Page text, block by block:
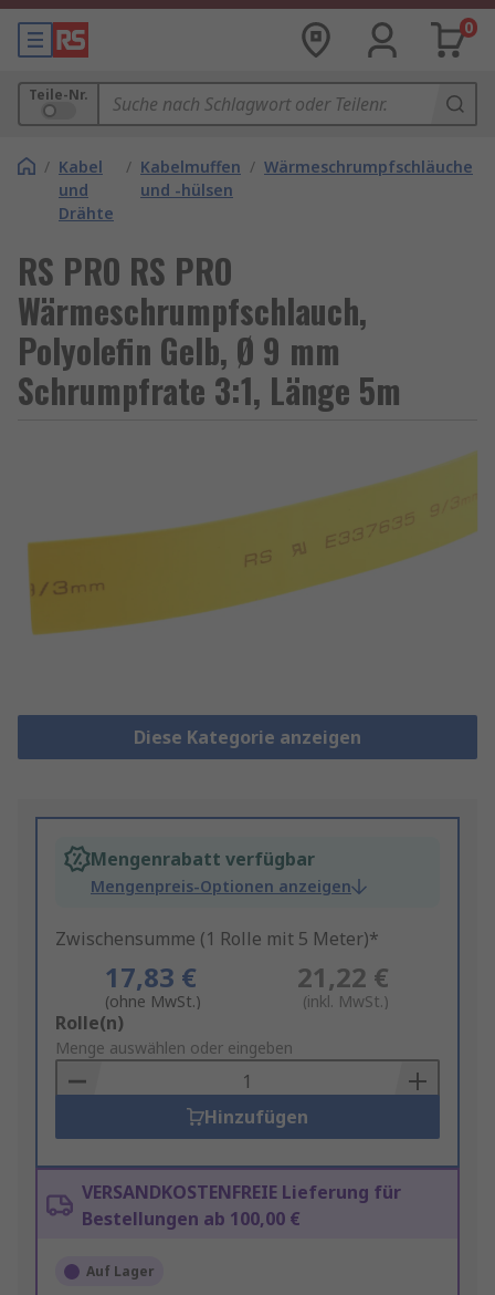
0
Teile-Nr.
/ Kabel
und
Drähte
/ Kabelmuffen
und -hülsen
/ Wärmeschrumpfschläuche
RS PRO RS PRO
Wärmeschrumpfschlauch,
Polyolefin Gelb, Ø 9 mm
Schrumpfrate 3:1, Länge 5m
Diese Kategorie anzeigen
Mengenrabatt verfügbar
Mengenpreis-Optionen anzeigen
Zwischensumme (1 Rolle mit 5 Meter)*
17,83 €
(ohne MwSt.)
21,22 €
(inkl. MwSt.)
Add
to
Basket
Rolle(n)
Menge auswählen oder eingeben
Hinzufügen
VERSANDKOSTENFREIE Lieferung für
Bestellungen ab 100,00 €
Auf Lager